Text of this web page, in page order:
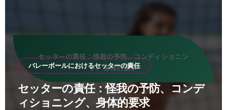
バレーボールにおけるセッターの責任
セッターの責任：怪我の予防、コンデ
ィショニング、身体的要求